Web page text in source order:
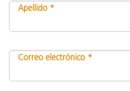
Apellido *
Correo electrónico *